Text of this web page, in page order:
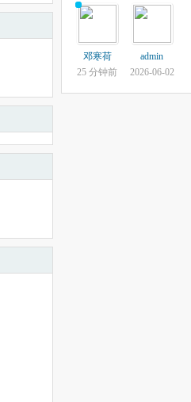
邓寒荷
25 分钟前
admin
2026-06-02